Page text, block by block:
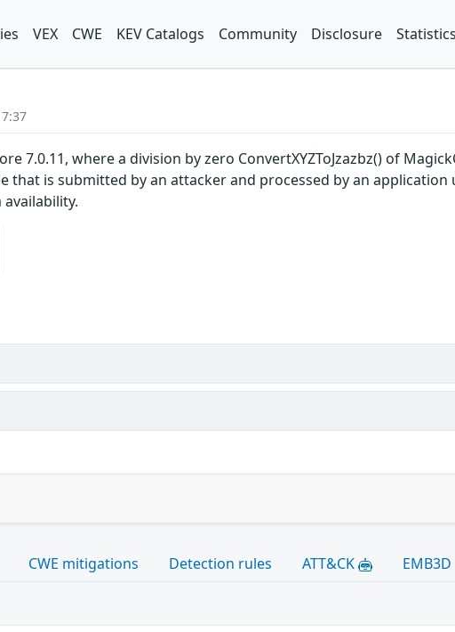
VEX CWE KEV Catalogs Community Disclosure Statistics
7.0.11, where a division by zero ConvertXYZToJzazbz() of
is submitted by an attacker and processed by an application
CWE mitigations Detection rules ATT&CK EMB3D